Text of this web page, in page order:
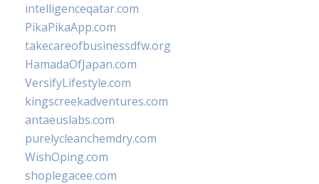
intelligenceqatar.com
PikaPikaApp.com
takecareofbusinessdfw.org
HamadaOfJapan.com
VersifyLifestyle.com
kingscreekadventures.com
antaeuslabs.com
purelycleanchemdry.com
WishOping.com
shoplegacee.com